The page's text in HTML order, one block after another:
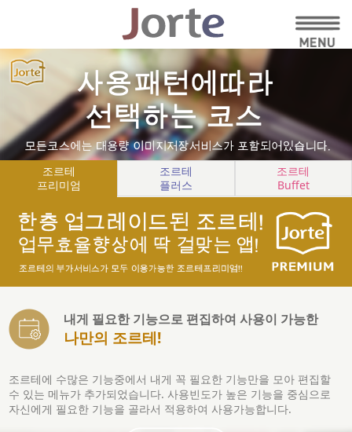
조르테
프리미엄
조르테
플러스
조르테
Buffet
내게 필요한 기능으로 편집하여 사용이 가능한
나만의 조르테!
조르테에 수많은 기능중에서 내게 꼭 필요한 기능만을 모아 편집할
수 있는 메뉴가 추가되었습니다. 사용빈도가 높은 기능을 중심으로
자신에게 필요한 기능을 골라서 적용하여 사용가능합니다.